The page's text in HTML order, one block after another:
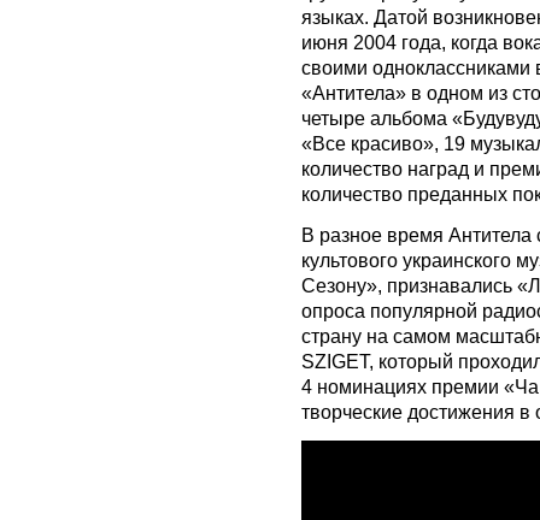
языках. Датой
июня 2004 года, когда
своими
«Антитела» в одном из
четыре альбома
«Все красиво», 19
количество наград и
количество преданных
В разное время Антитела
культового украинского
Сезону», признавались
опроса популярной
страну на самом
SZIGET, который
4 номинациях премии
творческие достижения в